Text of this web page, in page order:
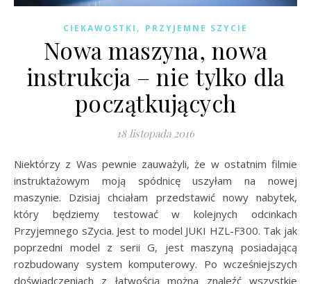
CIEKAWOSTKI , PRZYJEMNE SZYCIE
Nowa maszyna, nowa
instrukcja – nie tylko dla
początkujących
18 listopada 2016
Niektórzy z Was pewnie zauważyli, że w ostatnim filmie
instruktażowym moją spódnicę uszyłam na nowej
maszynie. Dzisiaj chciałam przedstawić nowy nabytek,
który będziemy testować w kolejnych odcinkach
Przyjemnego sZycia. Jest to model JUKI HZL-F300. Tak jak
poprzedni model z serii G, jest maszyną posiadającą
rozbudowany system komputerowy. Po wcześniejszych
doświadczeniach z łatwością można znaleźć wszystkie